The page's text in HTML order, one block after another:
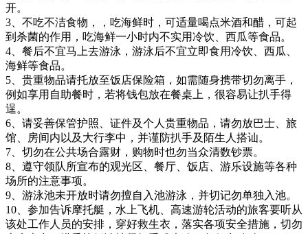
开。
3、不吃不洁食物，，吃海鲜时，可适量喝点米酒和醋，可起
到杀菌的作用，吃海鲜一小时内不实用冷饮、西瓜等食品。
4、餐后不宜马上去游泳，游泳后不宜立即食用冷饮、西瓜、
海鲜等食品。
5、贵重物品请托放至饭店保险箱，如需随身携带切勿离手，
例如享用自助餐时，若将钱包放在餐桌上，很容易让扒手得
逞。
6、请妥善保管护照、证件及个人贵重物品，请勿放巴士、旅
馆、房间内以及大行李中，并谨防扒手及陌生人搭讪。
7、切勿在公共场合露财，购物时也勿当众清数钞票。
8、遵守领队所宣布的观光区、餐厅、饭店、游乐设施等各种
场所的注意事项。
9、游泳池未开放时请勿擅自入池游泳，并切记勿单独入池。
10、参加告诉摩托艇，水上飞机、高速游轮活动的旅客要听从
该处工作人员的安排，穿好救生衣，落实各项安全措施，切勿